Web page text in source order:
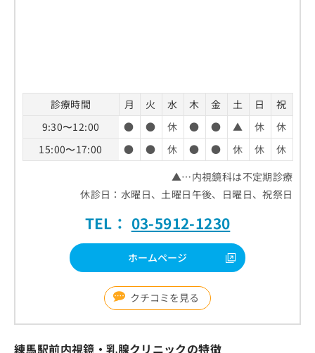
診療時間 月 火 水 木 金 土 日
祝
9:30〜12:00
● ● 休 ● ● ▲ 休
休
15:00〜17:00
● ● 休 ● ● 休 休
休
▲…内視鏡科は不定期診療
休診日：水曜日、土曜日午後、日曜日、祝祭日
TEL： 03-5912-1230
ホームページ
クチコミを見る
練馬駅前内視鏡・乳腺クリニックの特徴